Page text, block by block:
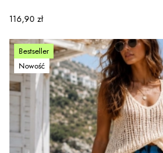
Cena
116,90 zł
Bestseller
Nowość